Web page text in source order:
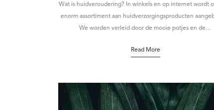
Wat is huidveroudering? In winkels en op internet wordt
enorm assortiment aan huidverzorgingsproducten
We worden verleid door de mooie potjes en de…
Read More